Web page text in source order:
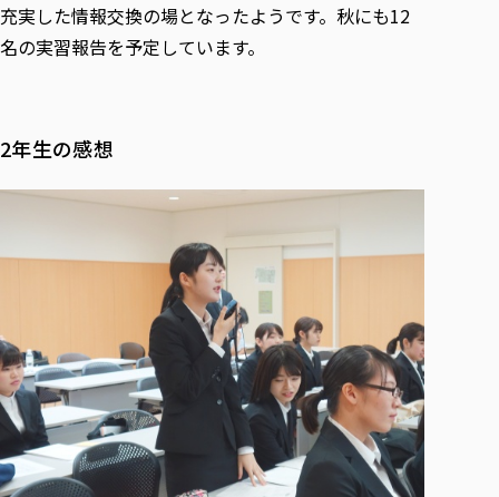
充実した情報交換の場となったようです。秋にも12
名の実習報告を予定しています。
2年生の感想